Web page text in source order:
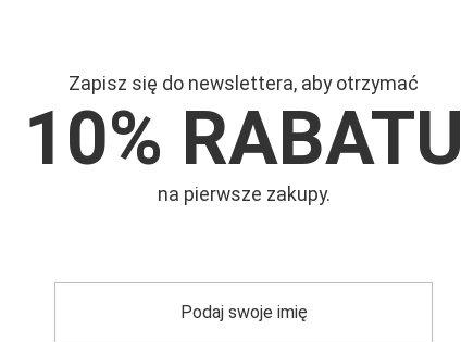
Zapisz się do newslettera, aby otrzymać
10% RABATU
na pierwsze zakupy.